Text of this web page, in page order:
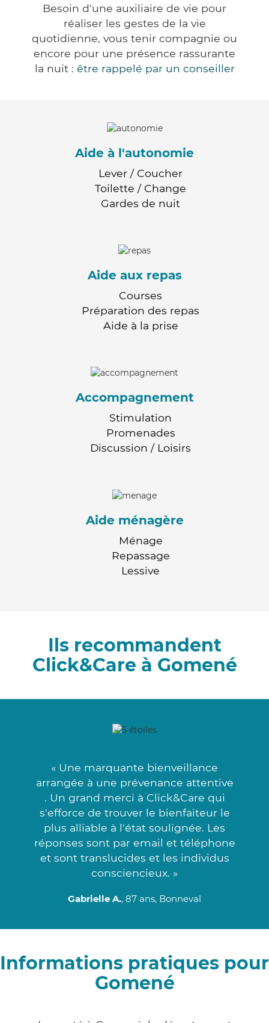
Besoin d'une auxiliaire de vie pour
réaliser les gestes de la vie
quotidienne, vous tenir compagnie ou
encore pour une présence rassurante
la nuit : être rappelé par un conseiller
Aide à l'autonomie
Lever / Coucher
Toilette / Change
Gardes de nuit
Aide aux repas
Courses
Préparation des repas
Aide à la prise
Accompagnement
Stimulation
Promenades
Discussion / Loisirs
Aide ménagère
Ménage
Repassage
Lessive
Ils recommandent
Click&Care à Gomené
« Une marquante bienveillance
arrangée à une prévenance attentive
. Un grand merci à Click&Care qui
s'efforce de trouver le bienfaiteur le
plus alliable à l'état soulignée. Les
réponses sont par email et téléphone
et sont translucides et les individus
consciencieux. »
Gabrielle A., 87 ans, Bonneval
Informations pratiques pour
Gomené